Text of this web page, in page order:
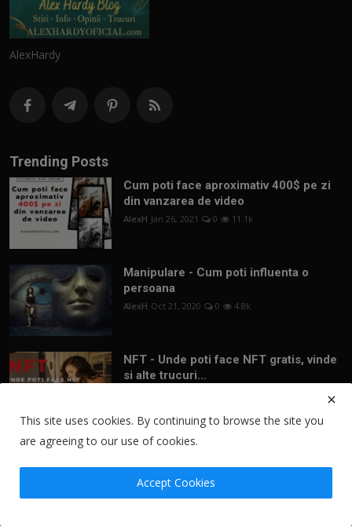
AlexHardy
Trending Posts
Cum poti face aproximativ 400$ pe zi
din vanzarea de video
AlexH Jan 26, 2021 0 11.1k
Manipulare - Cum poti influenta o
persoana
AlexH Oct 21, 2020 0 4.8k
NFT - Unde poti face NFT gratis, vinde
si alte trucuri...
Newsletter
This site uses cookies. By continuing to browse the site you
are agreeing to our use of cookies.
Accept Cookies